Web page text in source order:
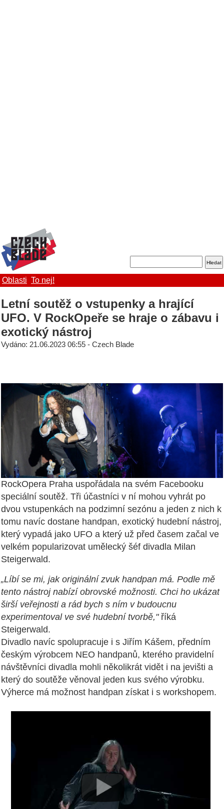
Oblasti To nej!
Letní soutěž o vstupenky a hrající
UFO. V RockOpeře se hraje o zábavu i
exotický nástroj
Vydáno: 21.06.2023 06:55 - Czech Blade
RockOpera Praha uspořádala na svém Facebooku
speciální soutěž. Tři účastníci v ní mohou vyhrát po
dvou vstupenkách na podzimní sezónu a jeden z nich k
tomu navíc dostane handpan, exotický hudební nástroj,
který vypadá jako UFO a který už před časem začal ve
velkém popularizovat umělecký šéf divadla Milan
Steigerwald.
„Líbí se mi, jak originální zvuk handpan má. Podle mě
tento nástroj nabízí obrovské možnosti. Chci ho ukázat
širší veřejnosti a rád bych s ním v budoucnu
experimentoval ve své hudební tvorbě,"říká
Steigerwald.
Divadlo navíc spolupracuje i s Jiřím Kášem, předním
českým výrobcem NEO handpanů, kterého pravidelní
návštěvníci divadla mohli několikrát vidět i na jevišti a
který do soutěže věnoval jeden kus svého výrobku.
Výherce má možnost handpan získat i s workshopem.